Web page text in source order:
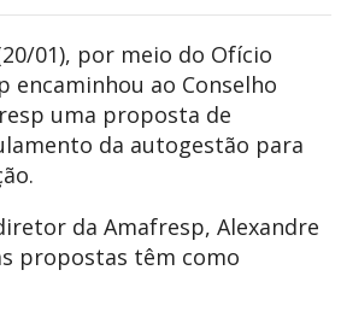
01), por meio do Ofício
encaminhou ao Conselho
uma proposta de
da autogestão para
da Amafresp, Alexandre
propostas têm como